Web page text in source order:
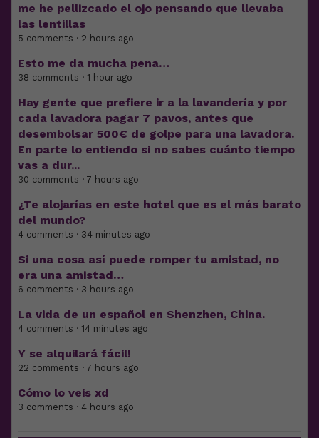
me he pellizcado el ojo pensando que llevaba
las lentillas
5 comments · 2 hours ago
Esto me da mucha pena…
38 comments · 1 hour ago
Hay gente que prefiere ir a la lavandería y por
cada lavadora pagar 7 pavos, antes que
desembolsar 500€ de golpe para una lavadora.
En parte lo entiendo si no sabes cuánto tiempo
vas a dur...
30 comments · 7 hours ago
¿Te alojarías en este hotel que es el más barato
del mundo?
4 comments · 34 minutes ago
Si una cosa así puede romper tu amistad, no
era una amistad…
6 comments · 3 hours ago
La vida de un español en Shenzhen, China.
4 comments · 14 minutes ago
Y se alquilará fácil!
22 comments · 7 hours ago
Cómo lo veis xd
3 comments · 4 hours ago